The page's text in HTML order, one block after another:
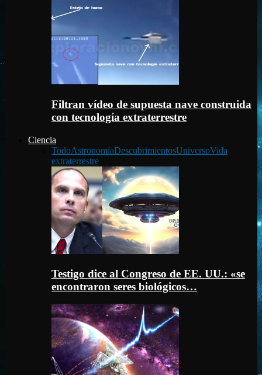
Filtran vídeo de supuesta nave construida
con tecnología extraterrestre
Ciencia
TodoAstronomíaDescubrimientosUniversoVida
extraterrestre
Testigo dice al Congreso de EE. UU.: «se
encontraron seres biológicos…